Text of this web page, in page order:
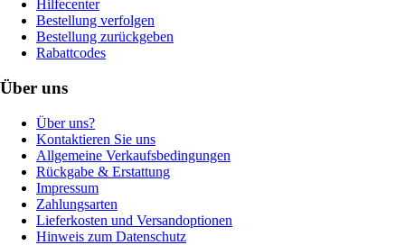
Hilfecenter
Bestellung verfolgen
Bestellung zurückgeben
Rabattcodes
Über uns
Über uns?
Kontaktieren Sie uns
Allgemeine Verkaufsbedingungen
Rückgabe & Erstattung
Impressum
Zahlungsarten
Lieferkosten und Versandoptionen
Hinweis zum Datenschutz